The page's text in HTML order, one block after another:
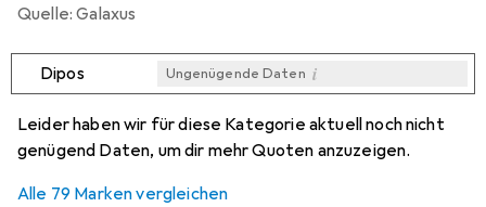
Quelle: Galaxus
Dipos Ungenügende Daten i
i
i
i
i
Leider haben wir für diese Kategorie aktuell noch nicht
genügend Daten, um dir mehr Quoten anzuzeigen.
Alle 79 Marken vergleichen